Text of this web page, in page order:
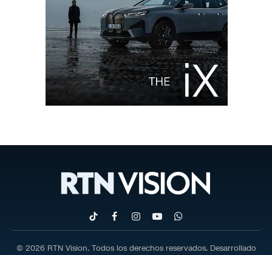
TikTokFacebookInstagram
YouTubeWhatsApp
© 2026 RTN Vision. Todos los derechos reservados. Desarrollado